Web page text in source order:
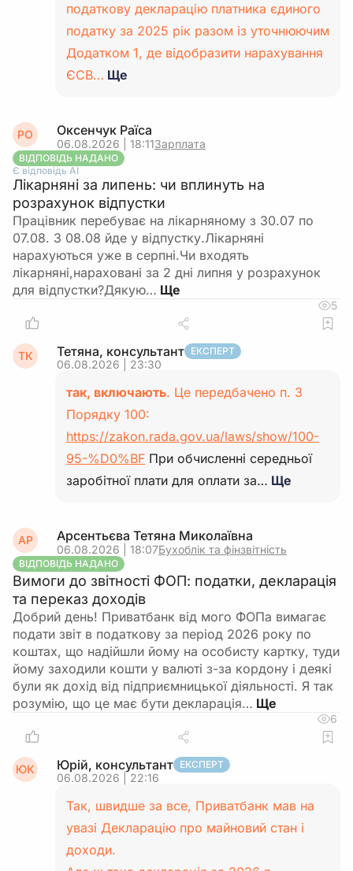
податкову декларацію платника єдиного
податку за 2025 рік разом із уточнюючим
Додатком 1, де відобразити нарахування
ЄСВ… Ще
РО Оксенчук Раїса
06.08.2026 | 18:11Зарплата
ВІДПОВІДЬ НАДАНО
Є відповідь АІ
Лікарняні за липень: чи вплинуть на
розрахунок відпустки
Працівник перебуває на лікарняному з 30.07 по
07.08. З 08.08 йде у відпустку.Лікарняні
нарахуються уже в серпні.Чи входять
лікарняні,нараховані за 2 дні липня у розрахунок
для відпустки?Дякую…
5
ТК Тетяна, консультант ЕКСПЕРТ
06.08.2026 | 23:30
так, включають. Це передбачено п. 3
Порядку 100:
https://zakon.rada.gov.ua/laws/show/100-
95-%D0%BF При обчисленні середньої
заробітної плати для оплати за… Ще
АР Арсентьєва Тетяна Миколаївна
06.08.2026 | 18:07Бухоблік та фінзвітність
ВІДПОВІДЬ НАДАНО
Вимоги до звітності ФОП: податки, декларація
та переказ доходів
Добрий день! Приватбанк від мого ФОПа вимагає
подати звіт в податкову за період 2026 року по
коштах, що надійшли йому на особисту картку, туди
йому заходили кошти у валюті з-за кордону і деякі
були як дохід від підприємницької діяльності. Я так
розумію, що це має бути декларація…
6
ЮК Юрій, консультант ЕКСПЕРТ
06.08.2026 | 22:16
Так, швидше за все, Приватбанк мав на
увазі Декларацію про майновий стан і
доходи.